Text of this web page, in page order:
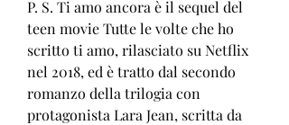
P. S. Ti amo ancora è il sequel del
teen movie Tutte le volte che ho
scritto ti amo, rilasciato su Netflix
nel 2018, ed è tratto dal secondo
romanzo della trilogia con
protagonista Lara Jean, scritta da